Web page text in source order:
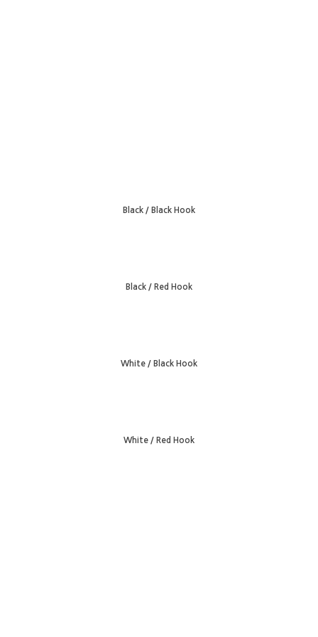
Black / Black Hook
Black / Red Hook
White / Black Hook
White / Red Hook